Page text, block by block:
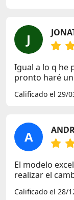
J
Igual a lo q he
pronto haré
Calificado el 29/
A
El modelo
realizar el
Calificado el 28/